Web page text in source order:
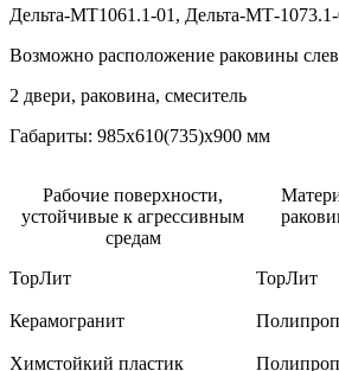
Дельта-МТ1061.1-01, Дельта-МТ-1073.1-
Возможно расположение раковины
2 двери, раковина, смеситель
Габариты: 985х610(735)х900 мм
Рабочие поверхности,
устойчивые к агрессивным
средам
ТорЛит ТорЛит
Керамогранит
Химстойкий пластик